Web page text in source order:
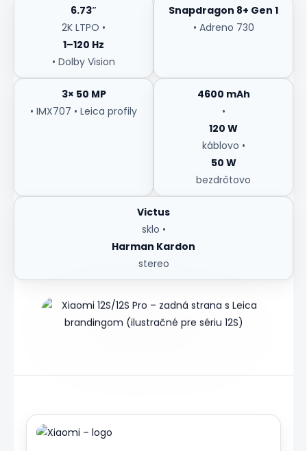
6.73″
2K LTPO •
1–120 Hz
• Dolby Vision
Snapdragon 8+ Gen 1
• Adreno 730
3× 50 MP
• IMX707 • Leica profily
4600 mAh
•
120 W
káblovo •
50 W
bezdrôtovo
Victus
sklo •
Harman Kardon
stereo
Commons
série
12S;